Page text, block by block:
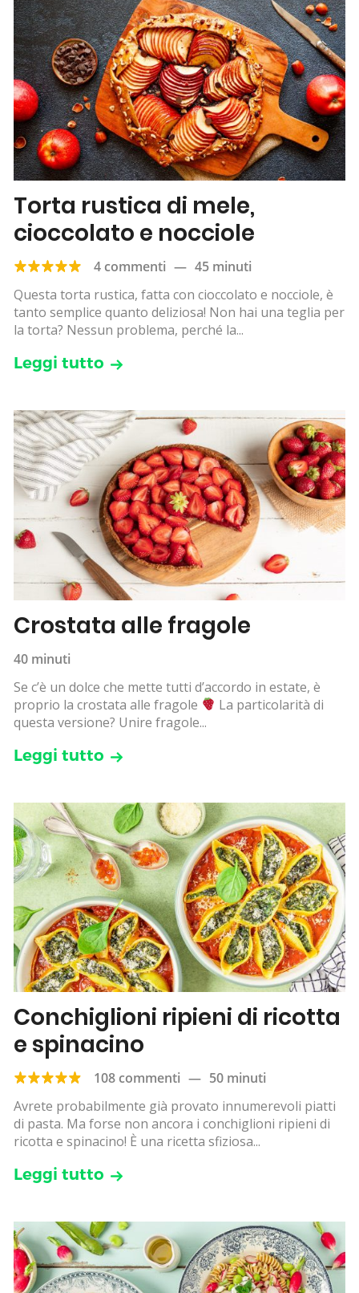
Torta rustica di mele,
cioccolato e nocciole
4 commenti — 45 minuti
Questa torta rustica, fatta con cioccolato e nocciole, è
tanto semplice quanto deliziosa! Non hai una teglia per
la torta? Nessun problema, perché la...
Leggi tutto
Crostata alle fragole
40 minuti
Se c’è un dolce che mette tutti d’accordo in estate, è
proprio la crostata alle fragole
La particolarità di
questa versione? Unire fragole...
Leggi tutto
Conchiglioni ripieni di ricotta
e spinacino
108 commenti — 50 minuti
Avrete probabilmente già provato innumerevoli piatti
di pasta. Ma forse non ancora i conchiglioni ripieni di
ricotta e spinacino! È una ricetta sfiziosa...
Leggi tutto